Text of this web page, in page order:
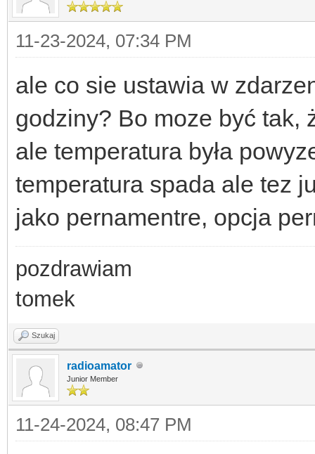
11-23-2024, 07:34 PM
ale co sie ustawia w
godziny? Bo moze być tak,
ale temperatura była
temperatura spada ale tez
jako pernamentre, opcja
pozdrawiam
tomek
Szukaj
radioamator
Junior Member
11-24-2024, 08:47 PM